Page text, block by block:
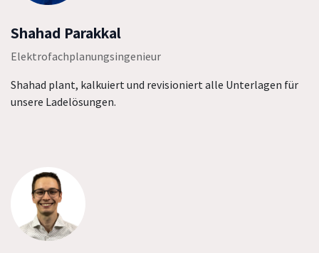
Shahad Parakkal
Elektrofachplanungsingenieur
Shahad plant, kalkuiert und revisioniert alle Unterlagen für
unsere Ladelösungen.